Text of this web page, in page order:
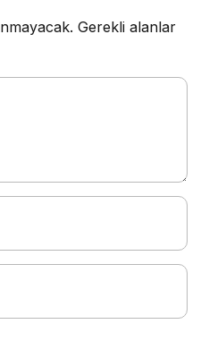
Gerekli alanlar